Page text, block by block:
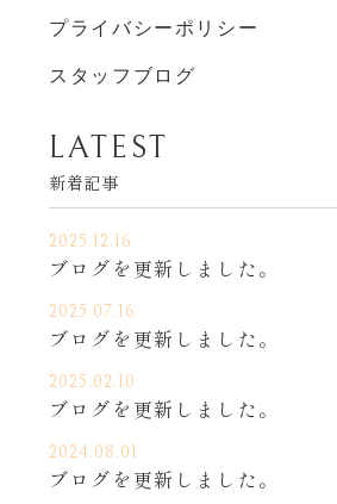
TOP
ABOUT
Instagram
CONTENTS
コンテンツ一覧
プライバシーポリシー
スタッフブログ
LATEST
新着記事
2025.12.16
ブログを更新しました。
2025.07.16
ブログを更新しました。
2025.02.10
ブログを更新しました。
2024.08.01
ブログを更新しました。